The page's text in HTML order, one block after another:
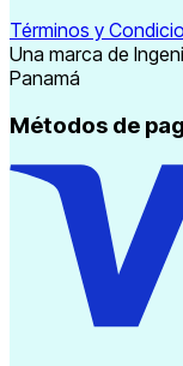
Términos y
Una marca de
Panamá
Métodos de